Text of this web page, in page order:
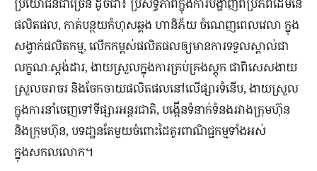
ប្រយោជន៍ជាច្រើន ដូចជា៖ ប្រសិទ្ធភាពក្នុងការបង្ហាញពីប្រភពដើមនៃ
ផលិតផល, កាត់បន្ថយកំហុសឆ្គង ហានិភ័យ ចំណេញពេលវេលា ក្នុង
សង្វាក់ផលិតកម្ម, លើកកម្ពស់ផលិតផលឲ្យមានការទទួលស្គាល់ជា
លក្ខណៈស្តង់ដារ, ងាយស្រួលក្នុងការគ្រប់គ្រងស្តុក ជាពិសេសងាយ
ស្រួលចរាចរ និងចែកចាយផលិតផលនៅលើផ្សារទំនើប, ងាយស្រួល
ក្នុងការនាំចេញទៅទីផ្សារអន្តរជាតិ, បង្កើនទំនាក់ទំនងរវាងក្រុមហ៊ុន
និងក្រុមហ៊ុន, បទដា្ឋនតែមួយចំពោះដៃគូរពាណិជ្ជកម្មទាំងអស់
ក្នុងសកលលោក។